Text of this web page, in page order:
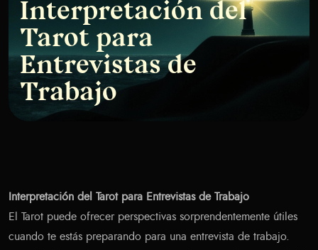
Interpretación del
Tarot para
Entrevistas de
Trabajo
Interpretación del Tarot para Entrevistas de Trabajo
El Tarot puede ofrecer perspectivas sorprendentemente útiles
cuando te estás preparando para una entrevista de trabajo.